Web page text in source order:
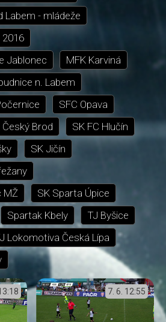
Labem - mládeže
2016
Jablonec
MFK Karviná
n. Labem
SFC Opava
Český Brod
SK FC Hlučín
SK Jičín
MŽ
SK Sparta Úpice
Spartak Kbely
TJ Byšice
Lokomotiva Česká Lípa
7. 6. 12:55